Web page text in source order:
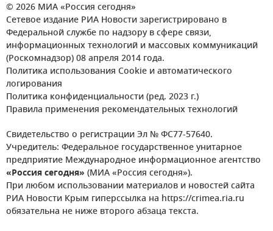
© 2026 МИА «Россия сегодня»
Сетевое издание РИА Новости зарегистрировано в
Федеральной службе по надзору в сфере связи,
информационных технологий и массовых коммуникаций
(Роскомнадзор) 08 апреля 2014 года.
Политика использования Cookie и автоматического
логирования
Политика конфиденциальности (ред. 2023 г.)
Правила применения рекомендательных технологий
Свидетельство о регистрации Эл № ФС77-57640.
Учредитель: Федеральное государственное унитарное
предприятие Международное информационное агентство
«Россия сегодня» (МИА «Россия сегодня»).
При любом использовании материалов и новостей сайта
РИА Новости Крым гиперссылка на https://crimea.ria.ru
обязательна не ниже второго абзаца текста.